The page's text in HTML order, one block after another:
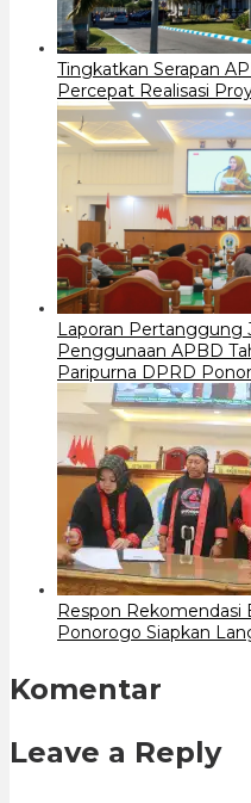
Tingkatkan Serapan
Percepat Realisasi
Laporan Pertanggung
Penggunaan APBD
Paripurna DPRD
Respon Rekomendasi
Ponorogo Siapkan
Komentar
Leave a Reply